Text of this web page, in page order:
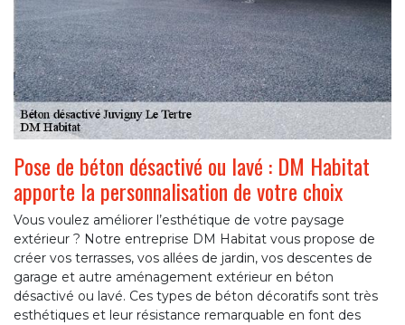
Pose de béton désactivé ou lavé : DM Habitat
apporte la personnalisation de votre choix
Vous voulez améliorer l’esthétique de votre paysage
extérieur ? Notre entreprise DM Habitat vous propose de
créer vos terrasses, vos allées de jardin, vos descentes de
garage et autre aménagement extérieur en béton
désactivé ou lavé. Ces types de béton décoratifs sont très
esthétiques et leur résistance remarquable en font des